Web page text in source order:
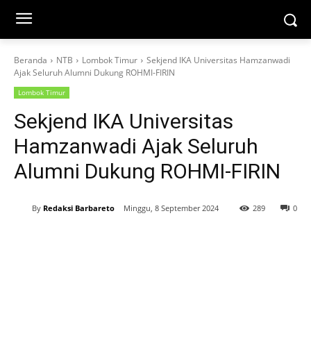
Beranda NTB Lombok Timur
Sekjend IKA Universitas Hamzanwadi
Ajak Seluruh Alumni Dukung ROHMI-FIRIN
Lombok Timur
Sekjend IKA Universitas
Hamzanwadi Ajak Seluruh
Alumni Dukung ROHMI-FIRIN
By Redaksi Barbareto Minggu, 8 September 2024 0
289